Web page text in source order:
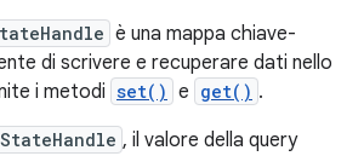
è una mappa chiave-
di scrivere e recuperare dati nello
i metodi set() e get() .
, il valore della query